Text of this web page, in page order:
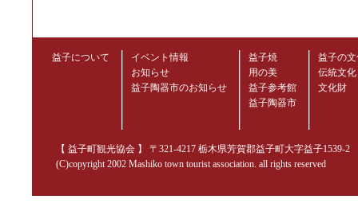
益子について
イベント情報
お知らせ
益子陶器市のお知らせ
益子焼
用の美
益子参考館
益子陶器市
益子の
伝統文化
文化財
【 益子町観光協会 】 〒321-4217 栃木県芳賀郡益子町大字益子1539-
(C)copyright 2002 Mashiko town tourist association. all rights reserved